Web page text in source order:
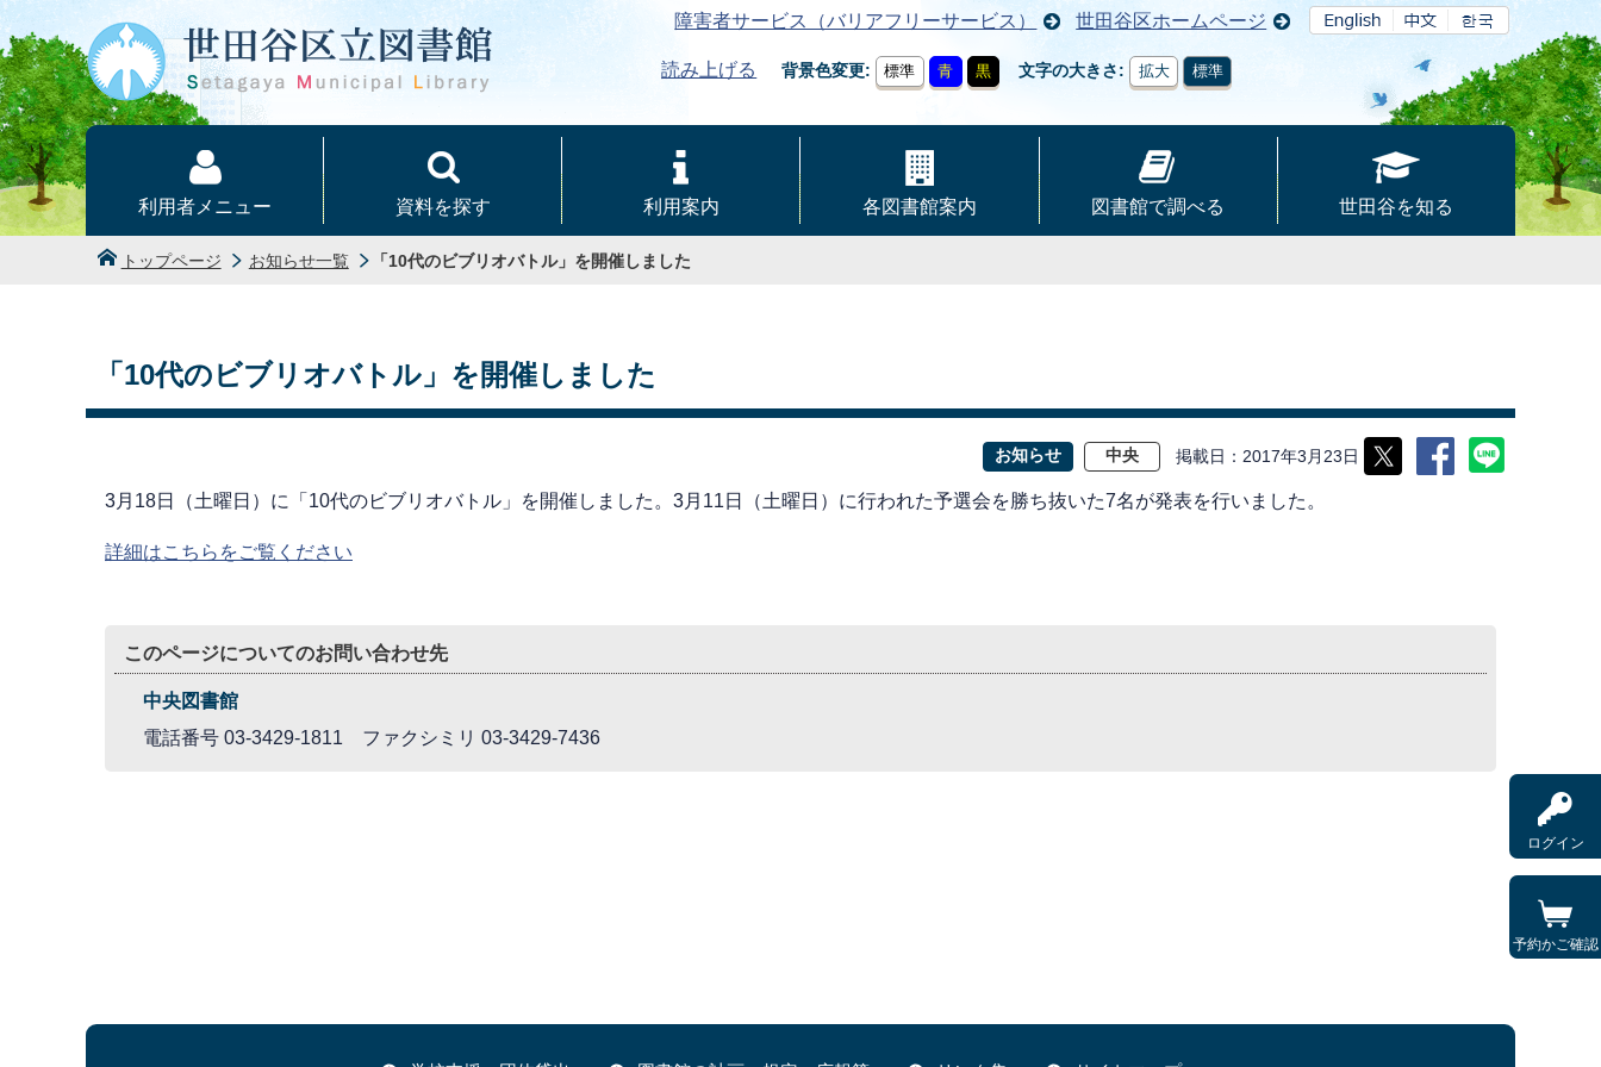
本文へ
障害者サービス（バリアフリーサービス） 世田谷区ホームページ
読み上げる 背景色変更 標準 青 黒 文字の大きさ 拡大 標準
ログイン
予約かご確認
利用者メニュー 資料を探す 利用案内 各図書館案内 図書館で調べる 世田谷を知る
トップページ お知らせ一覧 「10代のビブリオバトル」を開催しました
「10代のビブリオバトル」を開催しました
お知らせ 中央 掲載日 2017年3月23日
3月18日（土曜日）に「10代のビブリオバトル」を開催しました。3月11日（土曜日）に行われた予選会を勝ち抜いた7名が発表を行いました。
詳細はこちらをご覧ください
このページについてのお問い合わせ先
中央図書館
電話番号 03-3429-1811 ファクシミリ 03-3429-7436